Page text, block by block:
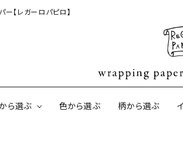
【レガーロパピロ】
ら選ぶ 色から選ぶ 柄から選ぶ